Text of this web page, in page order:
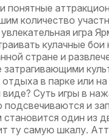
понятные
количество
игра
кулачные бои
стране и
в парке или на
Суть игры в
подсвечиваются и
один из
ту самую шкалу.